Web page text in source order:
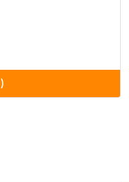
Saraceno